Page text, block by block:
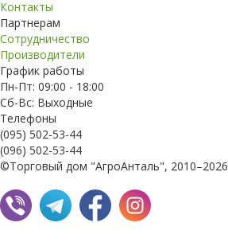
Контакты
Партнерам
Сотрудничество
Производители
График работы
Пн-Пт: 09:00 - 18:00
Сб-Вс: Выходные
Телефоны
(095) 502-53-44
(096) 502-53-44
©Торговый дом "АгроАнталь", 2010–2026